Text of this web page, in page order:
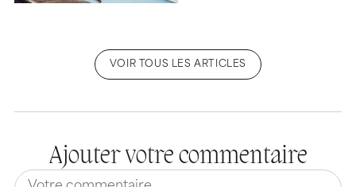
VOIR TOUS LES ARTICLES
Ajouter votre commentaire